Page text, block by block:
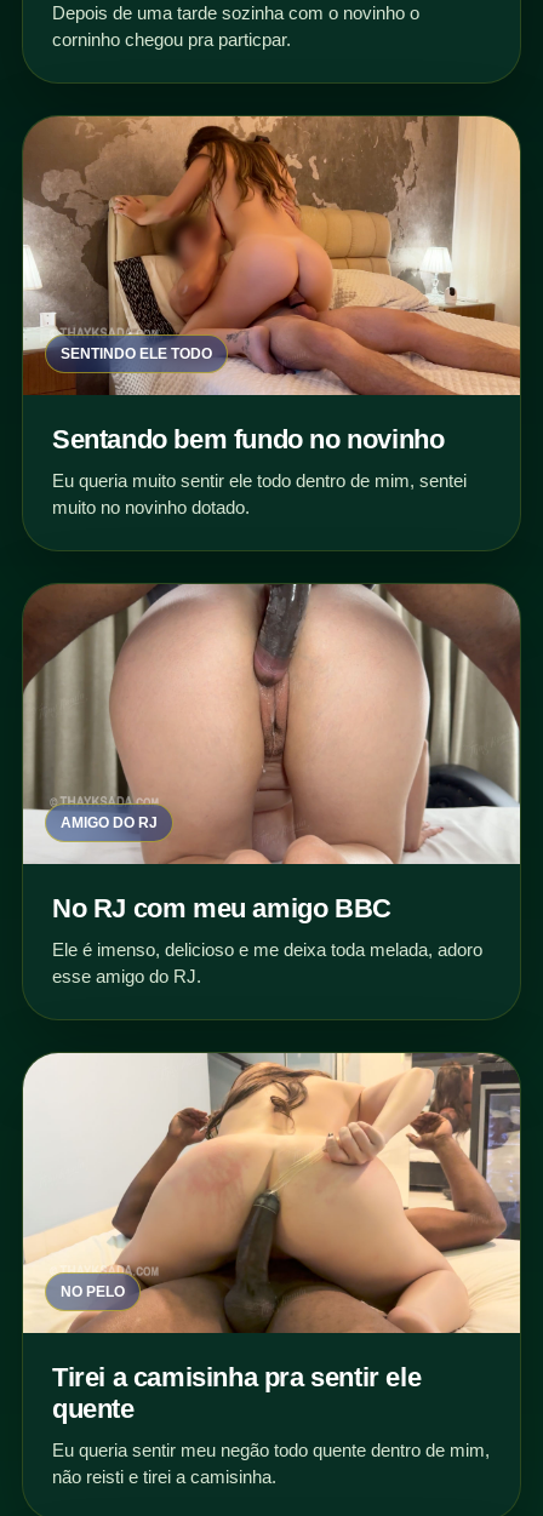
Depois de uma tarde sozinha com o novinho o
corninho chegou pra particpar.
SENTINDO ELE TODO
Sentando bem fundo no novinho
Eu queria muito sentir ele todo dentro de mim, sentei
muito no novinho dotado.
AMIGO DO RJ
No RJ com meu amigo BBC
Ele é imenso, delicioso e me deixa toda melada, adoro
esse amigo do RJ.
NO PELO
Tirei a camisinha pra sentir ele
quente
Eu queria sentir meu negão todo quente dentro de mim,
não reisti e tirei a camisinha.